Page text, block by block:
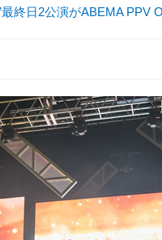
終日2公演がABEMA PPV